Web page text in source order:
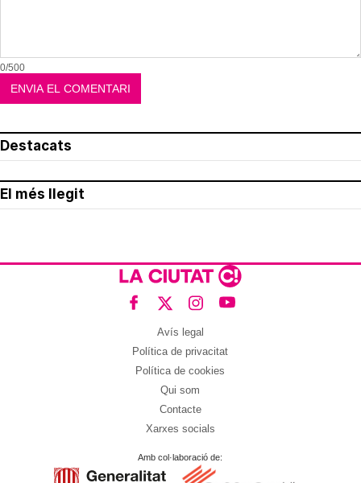
0/500
Destacats
El més llegit
Avís legal
Política de privacitat
Política de cookies
Qui som
Contacte
Xarxes socials
Amb col·laboració de: